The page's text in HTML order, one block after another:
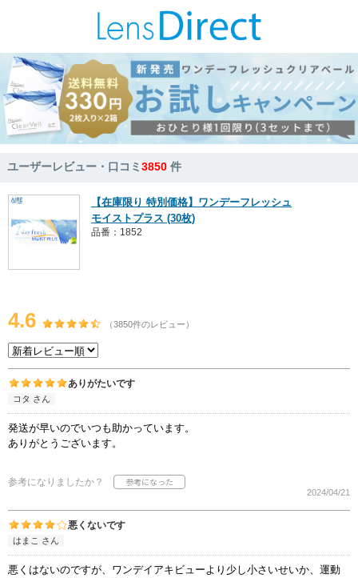
ユーザーレビュー・口コミ3850 件
【在庫限り 特別価格】ワンデーフレッシュ
モイストプラス (30枚)
品番：1852
4.6 （3850件のレビュー）
ありがたいです
コタ さん
発送が早いのでいつも助かっています。
ありがとうございます。
参考になりましたか？
2024/04/21
悪くないです
はまこ さん
悪くはないのですが、ワンデイアキビューより少し小さいせいか、運動